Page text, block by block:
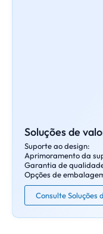
Soluções de
Suporte ao design:
Aprimoramento da
Garantia de
Opções de
Consulte